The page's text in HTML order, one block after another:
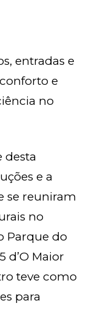
entradas e
e
no
desta
e a
se reuniram
no
Parque do
d’O Maior
teve como
para